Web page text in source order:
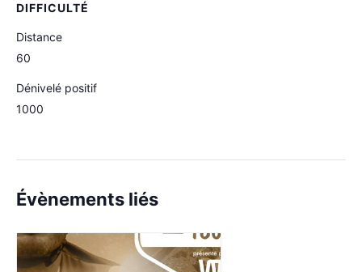
DIFFICULTÉ
Distance
60
Dénivelé positif
1000
Évènements liés